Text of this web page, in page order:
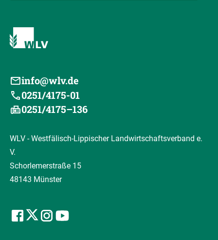
info@wlv.de
0251/4175-01
0251/4175–136
WLV - Westfälisch-Lippischer Landwirtschaftsverband e.
V.
Schorlemerstraße 15
48143 Münster